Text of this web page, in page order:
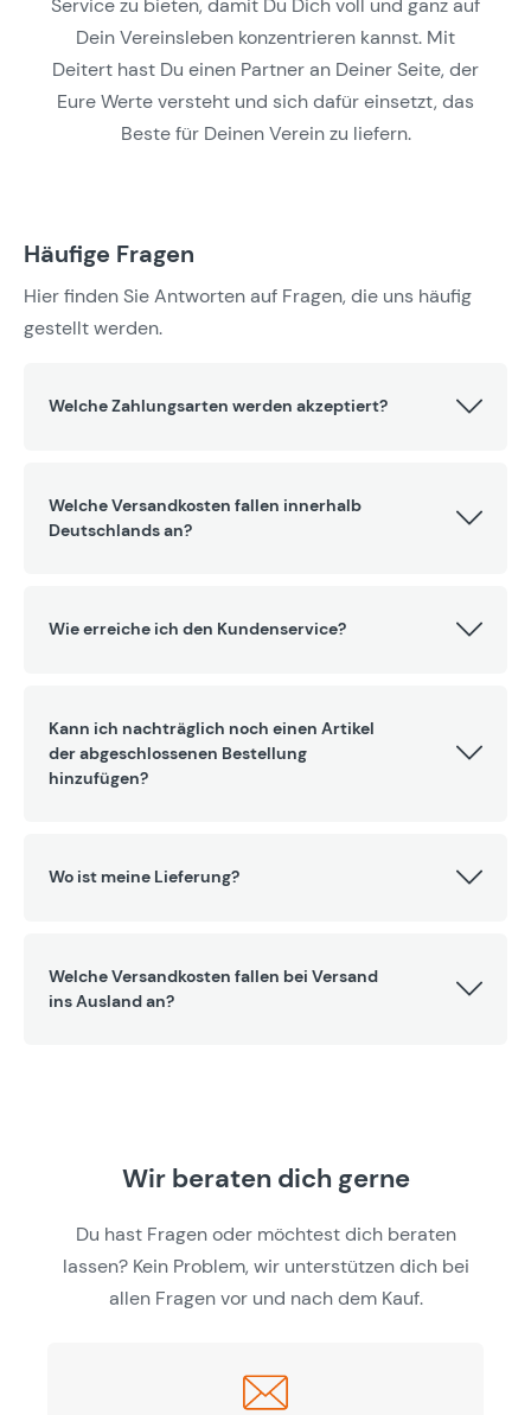
Service zu bieten, damit Du Dich voll und ganz auf
Dein Vereinsleben konzentrieren kannst. Mit
Deitert hast Du einen Partner an Deiner Seite, der
Eure Werte versteht und sich dafür einsetzt, das
Beste für Deinen Verein zu liefern.
Häufige Fragen
Hier finden Sie Antworten auf Fragen, die uns häufig
gestellt werden.
Welche Zahlungsarten werden akzeptiert?
Welche Versandkosten fallen innerhalb
Deutschlands an?
Wie erreiche ich den Kundenservice?
Kann ich nachträglich noch einen Artikel
der abgeschlossenen Bestellung
hinzufügen?
Wo ist meine Lieferung?
Welche Versandkosten fallen bei Versand
ins Ausland an?
Wir beraten dich gerne
Du hast Fragen oder möchtest dich beraten
lassen? Kein Problem, wir unterstützen dich bei
allen Fragen vor und nach dem Kauf.